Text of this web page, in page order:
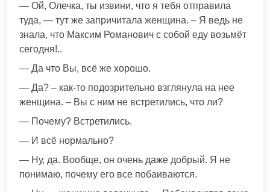
— Ой, Олечка, ты извини, что я тебя отправила
туда, — тут же запричитала женщина. – Я ведь не
знала, что Максим Романович с собой еду возьмёт
сегодня!..
— Да что Вы, всё же хорошо.
— Да? – как-то подозрительно взглянула на нее
женщина. – Вы с ним не встретились, что ли?
— Почему? Встретились.
— И всё нормально?
— Ну, да. Вообще, он очень даже добрый. Я не
понимаю, почему его все побаиваются.